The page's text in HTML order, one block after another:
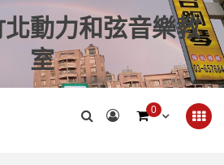
動力和弦音樂教
室
0